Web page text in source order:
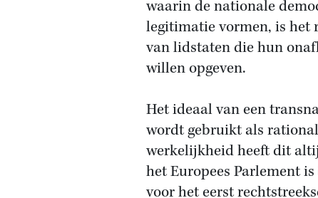
waarin de nationale
legitimatie vormen, is het
van lidstaten die hun
willen opgeven.
Het ideaal van een
wordt gebruikt als
werkelijkheid heeft dit
het Europees Parlement
voor het eerst